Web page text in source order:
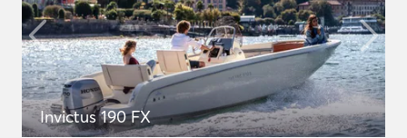
Invictus 190 FX